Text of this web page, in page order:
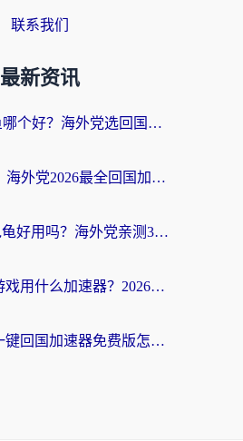
联系我们
最新资讯
ChickCN和章鱼哪个好？海外党选回国加速器的3个关键维度 + 实用避坑指南
中国VPN评测：海外党2026最全回国加速器选择指南，告别地区限制不踩坑
雷神手游和hi龟龟好用吗？海外党亲测3款回国加速器，教你选对国外到国内加速器
在法国玩国内游戏用什么加速器？2026实测解决延迟卡顿的实用指南
海外党别愁！一键回国加速器免费版怎么选？从踩坑到流畅访问的全攻略